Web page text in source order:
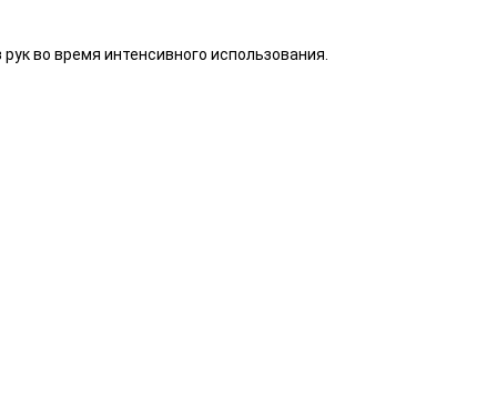
во время интенсивного использования.